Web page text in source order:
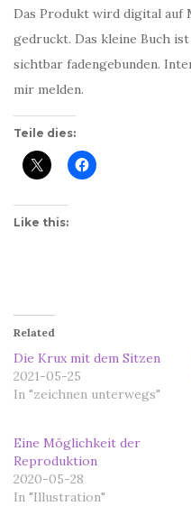
Das Produkt wird digital auf
gedruckt. Das kleine Buch ist
sichtbar fadengebunden.
mir melden.
Teile dies:
Like this:
Related
Die Krux mit dem Sitzen
2021-05-25
In "zeichnen unterwegs"
Eine Möglichkeit der
Reproduktion
2020-05-28
In "Illustration"